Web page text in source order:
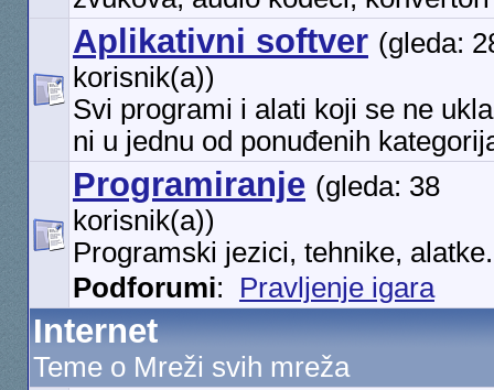
Aplikativni softver (gleda:
korisnik(a))
Svi programi i alati koji se ne
ni u jednu od ponuđenih
Programiranje (gleda: 38
korisnik(a))
Programski jezici, tehnike,
Podforumi: Pravljenje igara
Internet
Teme o Mreži svih mreža